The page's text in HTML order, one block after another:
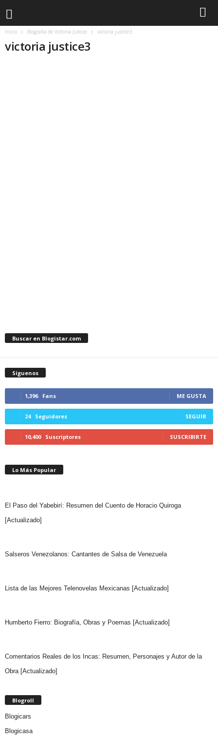
Inicio Biografía de Victoria Justice victoria justice3
victoria justice3
Buscar en Blogistar.com
Síguenos
1,396 Fans ME GUSTA
24 Seguidores SEGUIR
10,400 Suscriptores SUSCRIBIRTE
Lo Más Popular
El Paso del Yabebirí: Resumen del Cuento de Horacio Quiroga
[Actualizado]
Salseros Venezolanos: Cantantes de Salsa de Venezuela
Lista de las Mejores Telenovelas Mexicanas [Actualizado]
Humberto Fierro: Biografía, Obras y Poemas [Actualizado]
Comentarios Reales de los Incas: Resumen, Personajes y Autor de la
Obra [Actualizado]
Blogroll
Blogicars
Blogicasa